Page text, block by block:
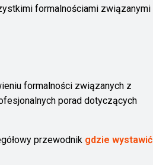
formalnościami związanymi
formalności związanych z
porad dotyczących
przewodnik gdzie wystawić